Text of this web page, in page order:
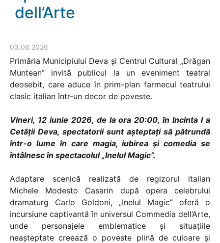
dell’Arte
03.06.2026
Primăria Municipiului Deva și Centrul Cultural „Drăgan
Muntean” invită publicul la un eveniment teatral
deosebit, care aduce în prim-plan farmecul teatrului
clasic italian într-un decor de poveste.
Vineri, 12 iunie 2026, de la ora 20:00, în Incinta I a
Cetății Deva, spectatorii sunt așteptați să pătrundă
într-o lume în care magia, iubirea și comedia se
întâlnesc în spectacolul „Inelul Magic”.
Adaptare scenică realizată de regizorul italian
Michele Modesto Casarin după opera celebrului
dramaturg Carlo Goldoni, „Inelul Magic” oferă o
incursiune captivantă în universul Commedia dell’Arte,
unde personajele emblematice și situațiile
neașteptate creează o poveste plină de culoare și